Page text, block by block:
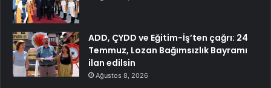
ADD, ÇYDD ve Eğitim-İş’ten çağrı: 24
Temmuz, Lozan Bağımsızlık Bayramı
ilan edilsin
Ağustos 8, 2026